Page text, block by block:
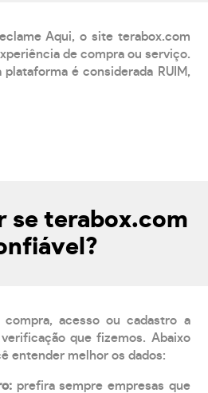
Aqui, o site terabox.com
de compra ou serviço.
é considerada RUIM,
se terabox.com
acesso ou cadastro a
que fizemos. Abaixo
entender melhor os dados:
prefira sempre empresas que